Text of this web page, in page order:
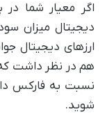
اگر معیار شما
دیجیتال میزان
ارزهای دیجیتال
هم در نظر داشت که
نسبت به فارکس
شوید.